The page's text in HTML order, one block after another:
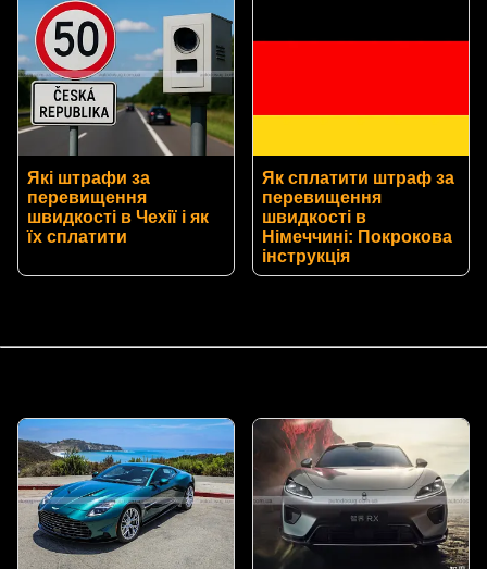
Які штрафи за
перевищення
швидкості в Чехії і як
їх сплатити
Як сплатити штраф за
перевищення
швидкості в
Німеччині: Покрокова
інструкція